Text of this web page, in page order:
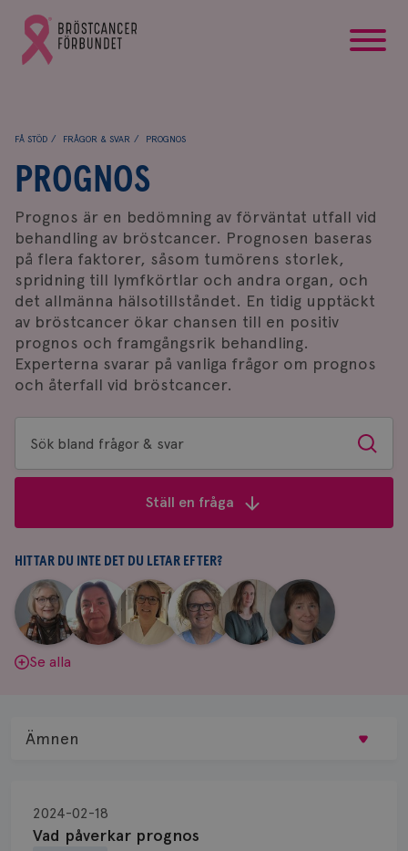
Gå
till
Bröstcancerförbundets
FÅ STÖD FRÅGOR & SVAR PROGNOS
PROGNOS
Prognos är en bedömning av förväntat utfall vid
behandling av bröstcancer. Prognosen baseras
på flera faktorer, såsom tumörens storlek,
spridning till lymfkörtlar och andra organ, och
det allmänna hälsotillståndet. En tidig upptäckt
av bröstcancer ökar chansen till en positiv
prognos och framgångsrik behandling.
Experterna svarar på vanliga frågor om prognos
och återfall vid bröstcancer.
Sök
bland
&
svar
Sök
Ställ en fråga
HITTAR DU INTE DET DU LETAR EFTER?
Aina
Johnsson
|
Anne
Andersson
Fredrika
Killander
|
Jeanette
Bäcklund
|
Maria
Edegran
|
Yvette
Andersson
Se alla
Vad påverkar prognos
2024-02-18
Ämnen
Biopsi